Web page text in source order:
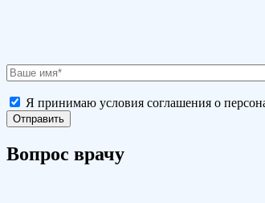
Я принимаю условия соглашения о
Вопрос врачу